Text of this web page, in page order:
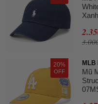
20%
OFF
MLB
Mũ